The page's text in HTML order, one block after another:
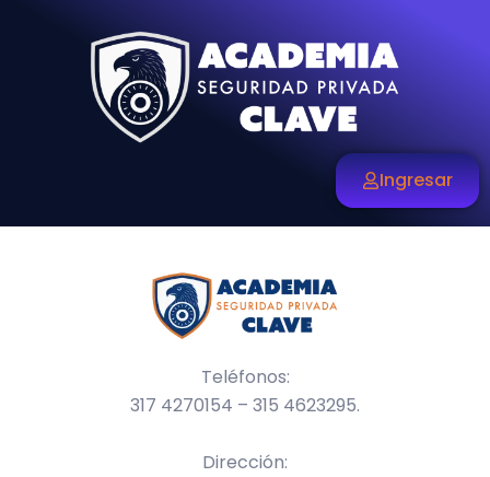
Ingresar
Teléfonos:
317 4270154 – 315 4623295.
Dirección: